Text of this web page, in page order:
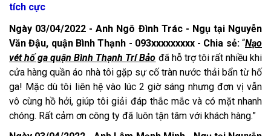
tích cực
Ngày 03/04/2022 - Anh Ngô Đình Trác - Ngụ tại Nguyễn
Văn Đậu, quận Bình Thạnh - 093xxxxxxxxx - Chia sẻ: “Nạo
vét hố ga quận Bình Thạnh Trí Bảo đã hỗ trợ tôi rất nhiều khi
cửa hàng quần áo nhà tôi gặp sự cố tràn nước thải bẩn từ hố
ga! Mặc dù tôi liên hệ vào lúc 2 giờ sáng nhưng đơn vị vẫn
vô cùng hồ hởi, giúp tôi giải đáp thắc mắc và có mặt nhanh
chóng. Rất cảm ơn công ty đã luôn tận tâm với khách hàng.”